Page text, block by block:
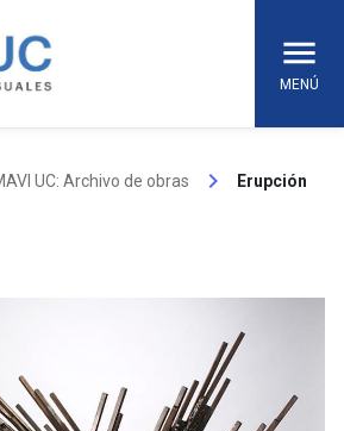
MENÚ
UC: Archivo de obras keyboard_arrow_right Erupción